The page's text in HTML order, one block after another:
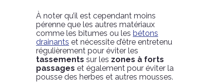
À noter qu’il est cependant moins
pérenne que les autres matériaux
comme les bitumes ou les bétons
drainants et nécessite d’être entretenu
régulièrement pour éviter les
tassements sur les zones à forts
passages et également pour éviter la
pousse des herbes et autres mousses.